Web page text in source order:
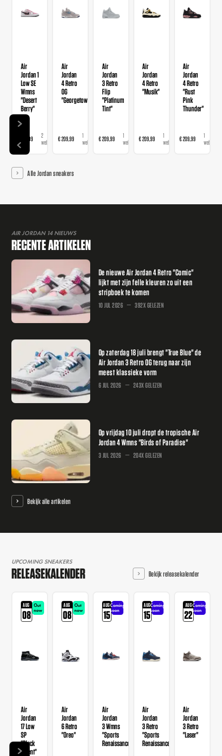
Air
Jordan 1
Low SE
Wmns
"Desert
Berry"
€ 139,99
2
webshops
Air
Jordan
4 Retro
OG
"Georgetown"
€ 209,99
1
webshop
Air
Jordan
3 Retro
Flip
"Platinum
Tint"
€ 209,99
1
webshop
Air
Jordan
4 Retro
"Musik"
€ 209,99
1
webshop
Air
Jordan
4 Retro
"Rust
Pink
Thunder"
€ 209,99
1
webshop
Alle Jordan sneakers
AIR JORDAN 14 NIEUWS
RECENTE ARTIKELEN
De nieuwe Air Jordan 4 Retro "Comic"
lijkt met zijn felle kleuren zo uit een
stripboek te komen
10 JUL 2026 392X GELEZEN
Op zaterdag 18 juli brengt "True Blue" de
Air Jordan 3 Retro OG terug naar zijn
meest klassieke vorm
6 JUL 2026 243X GELEZEN
Op vrijdag 10 juli dropt de tropische Air
Jordan 4 Wmns "Birds of Paradise"
3 JUL 2026 204X GELEZEN
Bekijk alle artikelen
UPCOMING SNEAKERS
RELEASEKALENDER Bekijk releasekalender
AUG
08
Out
now
Air
Jordan
17 Low
SP
"Black
Patent"
AUG
08
Out
now
Air
Jordan
6 Retro
"Oreo"
AUG
15
Coming
soon
Air
Jordan
3 Wmns
"Sports
Renaissance"
AUG
15
Coming
soon
Air
Jordan
3 Retro
"Sports
Renaissance"
AUG
22
Coming
soon
Air
Jordan
3 Retro
"Laser"